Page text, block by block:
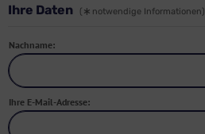
Ihre Daten ( notwendige Informationen)
Nachname:
Ihre E-Mail-Adresse: